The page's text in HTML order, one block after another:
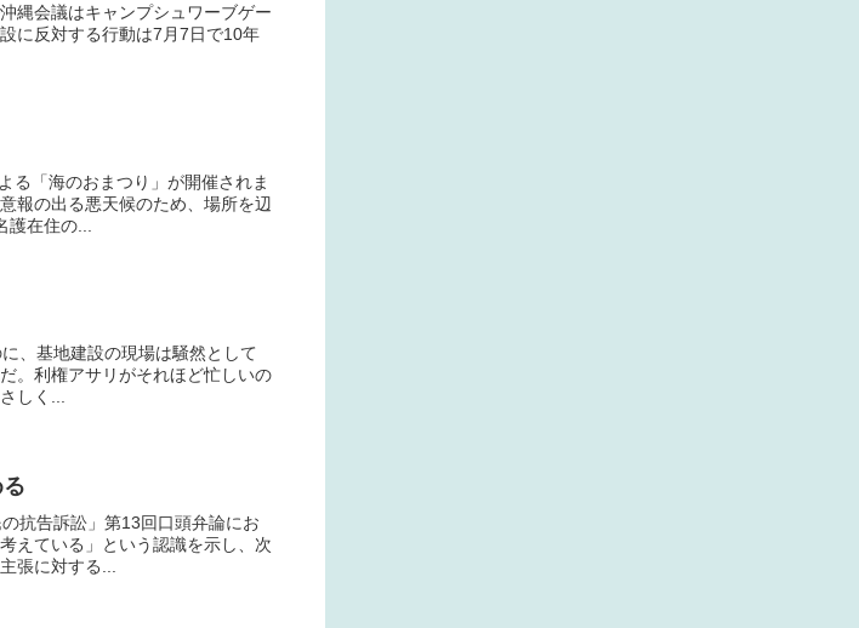
会議はキャンプシュワーブゲー
に反対する行動は7月7日で10年
「海のおまつり」が開催されま
報の出る悪天候のため、場所を辺
護在住の...
、基地建設の現場は騒然として
。利権アサリがそれほど忙しいの
しく...
抗告訴訟」第13回口頭弁論にお
えている」という認識を示し、次
張に対する...